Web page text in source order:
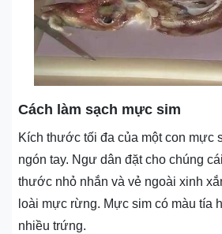
Cách làm sạch mực sim
Kích thước tối đa của một con mực
ngón tay. Ngư dân đặt cho chúng
thước nhỏ nhắn và vẻ ngoài xinh
loài mực rừng. Mực sim có màu tía
nhiều trứng.